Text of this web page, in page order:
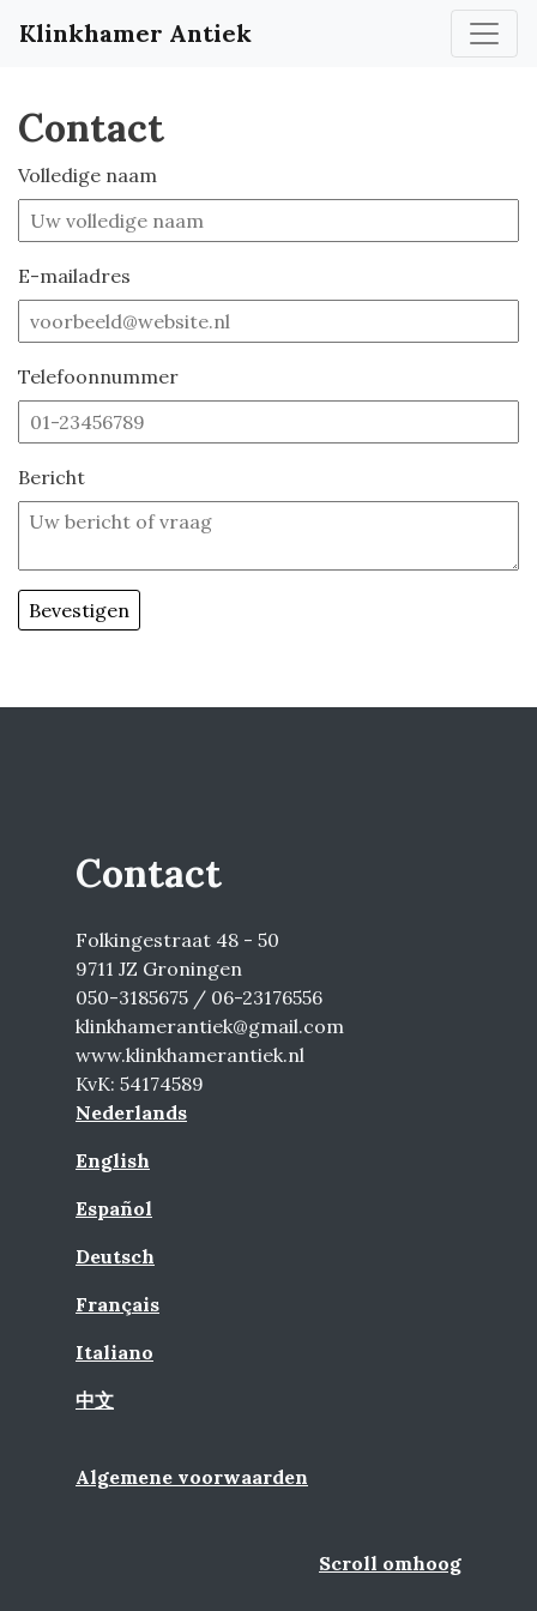
Klinkhamer Antiek
Contact
Volledige naam
E-mailadres
Telefoonnummer
Bericht
Contact
Folkingestraat 48 - 50
9711 JZ Groningen
050-3185675 / 06-23176556
klinkhamerantiek@gmail.com
www.klinkhamerantiek.nl
KvK: 54174589
Nederlands
English
Español
Deutsch
Français
Italiano
中文
Algemene voorwaarden
Scroll omhoog